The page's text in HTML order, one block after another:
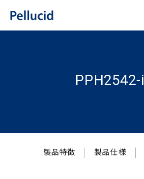
PPH2542-i
製品特徴 製品仕様